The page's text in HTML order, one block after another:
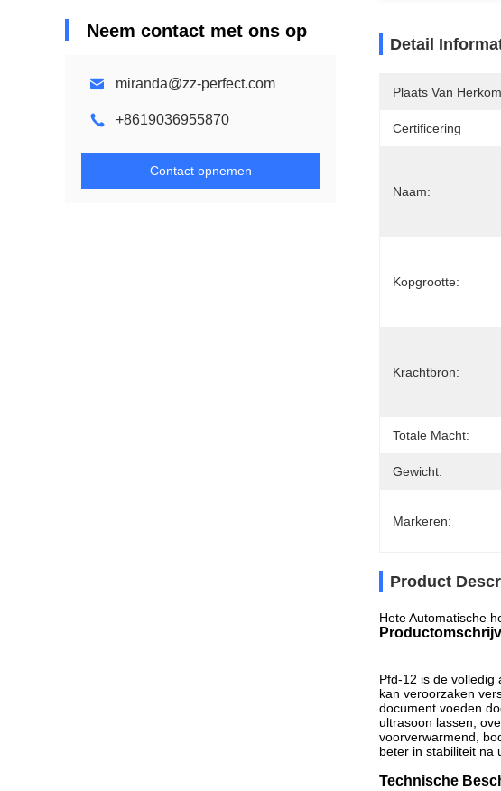
Neem contact met ons op
miranda@zz-perfect.com
+8619036955870
Contact opnemen
Detail
Plaats Van
Certificering
Naam:
Kopgrootte:
Krachtbron:
Totale Macht:
Gewicht:
Markeren:
Product
Hete Automatische
Pfd-12 is de volledig
kan veroorzaken
document voeden
ultrasoon lassen,
voorverwarmend,
beter in stabiliteit na
Technische